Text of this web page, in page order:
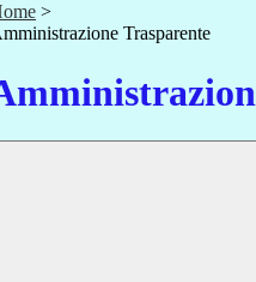
>
Trasparente